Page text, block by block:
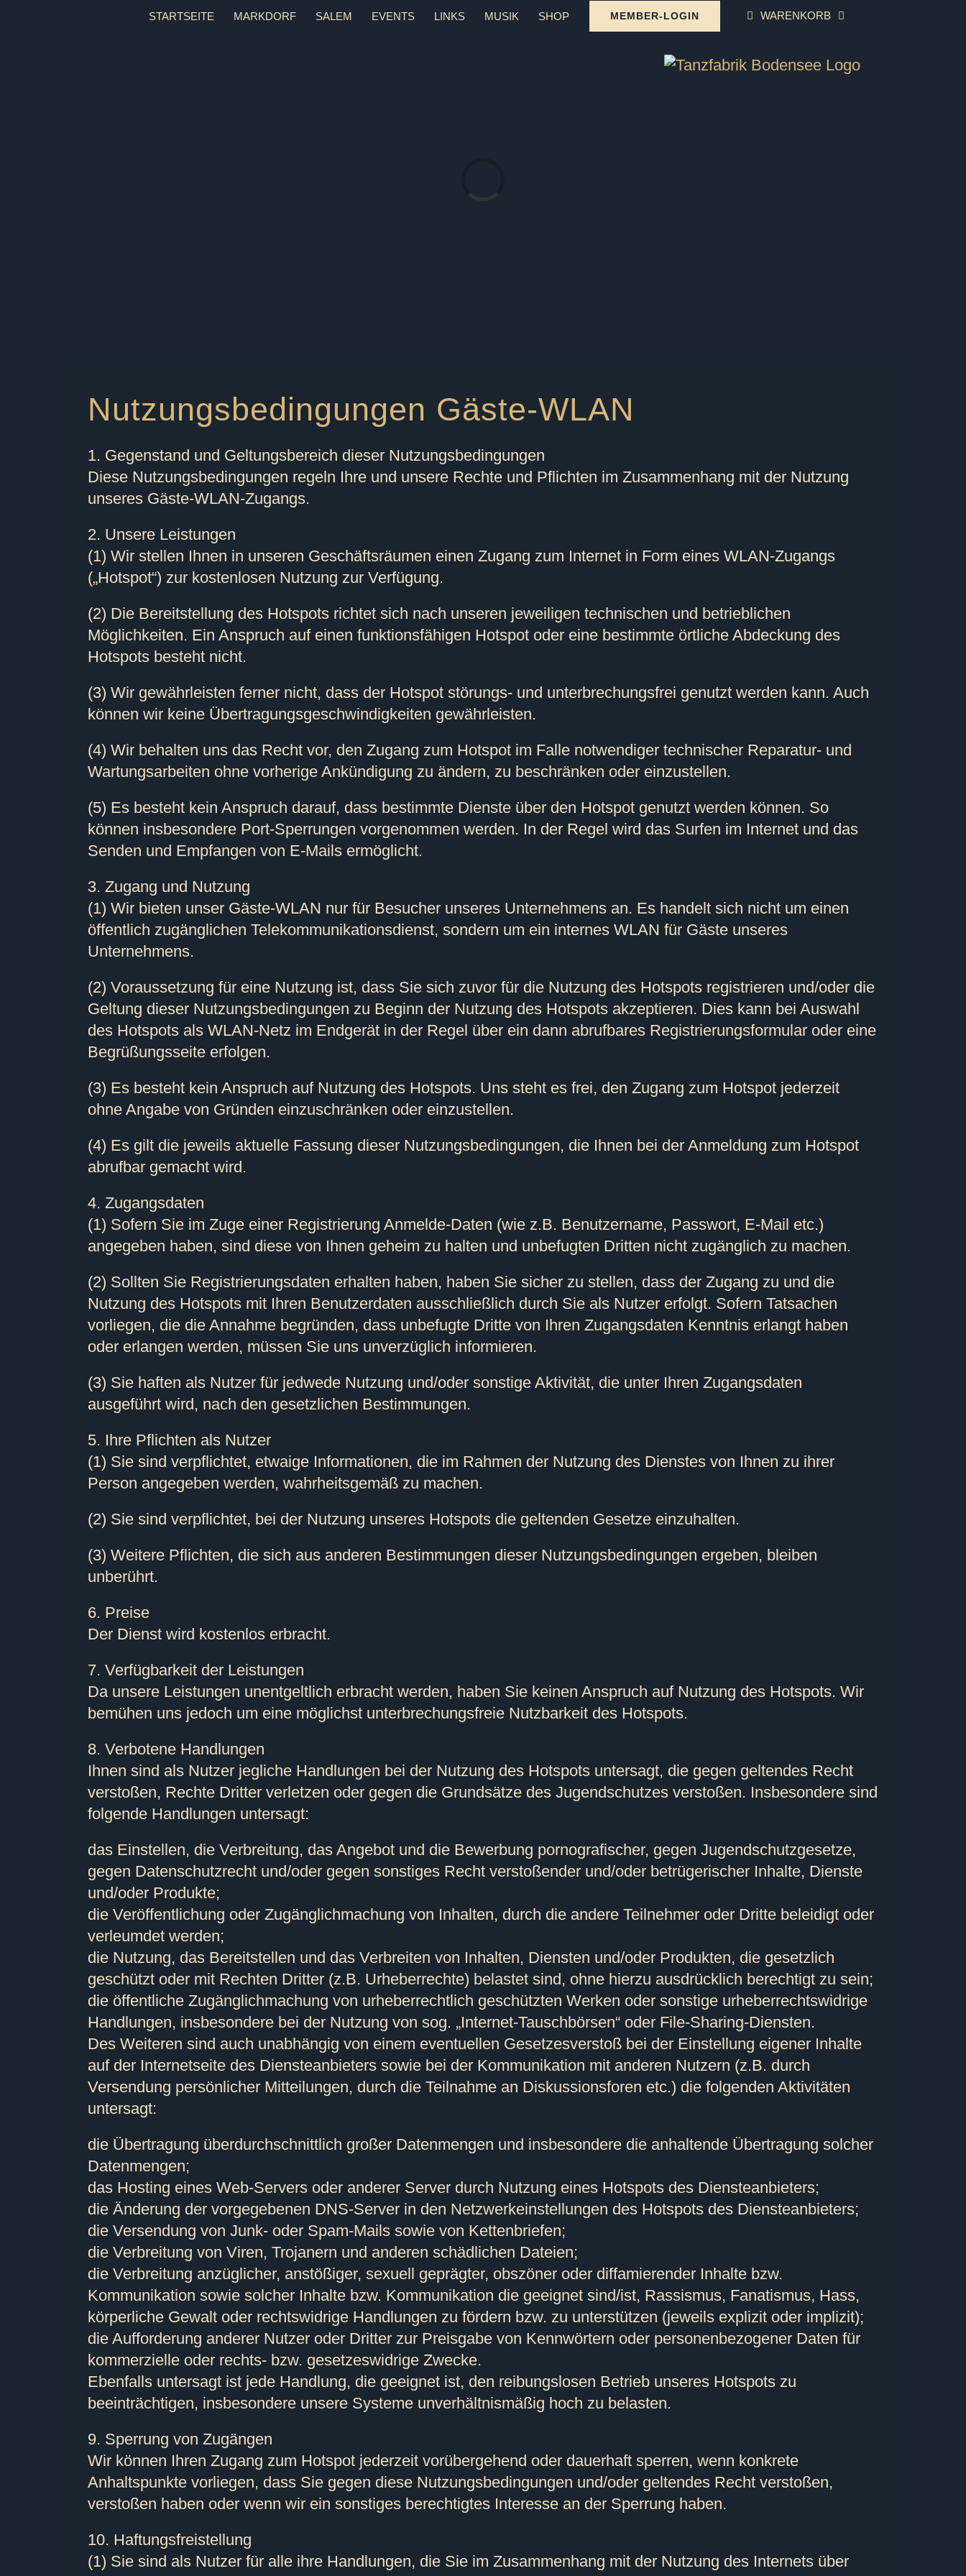
STARTSEITE MARKDORF SALEM EVENTS LINKS MUSIK SHOP MEMBER-LOGIN WARENKORB
Nutzungsbedingungen Gäste-WLAN
1. Gegenstand und Geltungsbereich dieser Nutzungsbedingungen
Diese Nutzungsbedingungen regeln Ihre und unsere Rechte und Pflichten im Zusammenhang mit der Nutzung
unseres Gäste-WLAN-Zugangs.
2. Unsere Leistungen
(1) Wir stellen Ihnen in unseren Geschäftsräumen einen Zugang zum Internet in Form eines WLAN-Zugangs
(„Hotspot“) zur kostenlosen Nutzung zur Verfügung.
(2) Die Bereitstellung des Hotspots richtet sich nach unseren jeweiligen technischen und betrieblichen
Möglichkeiten. Ein Anspruch auf einen funktionsfähigen Hotspot oder eine bestimmte örtliche Abdeckung des
Hotspots besteht nicht.
(3) Wir gewährleisten ferner nicht, dass der Hotspot störungs- und unterbrechungsfrei genutzt werden kann. Auch
können wir keine Übertragungsgeschwindigkeiten gewährleisten.
(4) Wir behalten uns das Recht vor, den Zugang zum Hotspot im Falle notwendiger technischer Reparatur- und
Wartungsarbeiten ohne vorherige Ankündigung zu ändern, zu beschränken oder einzustellen.
(5) Es besteht kein Anspruch darauf, dass bestimmte Dienste über den Hotspot genutzt werden können. So
können insbesondere Port-Sperrungen vorgenommen werden. In der Regel wird das Surfen im Internet und das
Senden und Empfangen von E-Mails ermöglicht.
3. Zugang und Nutzung
(1) Wir bieten unser Gäste-WLAN nur für Besucher unseres Unternehmens an. Es handelt sich nicht um einen
öffentlich zugänglichen Telekommunikationsdienst, sondern um ein internes WLAN für Gäste unseres
Unternehmens.
(2) Voraussetzung für eine Nutzung ist, dass Sie sich zuvor für die Nutzung des Hotspots registrieren und/oder die
Geltung dieser Nutzungsbedingungen zu Beginn der Nutzung des Hotspots akzeptieren. Dies kann bei Auswahl
des Hotspots als WLAN-Netz im Endgerät in der Regel über ein dann abrufbares Registrierungsformular oder eine
Begrüßungsseite erfolgen.
(3) Es besteht kein Anspruch auf Nutzung des Hotspots. Uns steht es frei, den Zugang zum Hotspot jederzeit
ohne Angabe von Gründen einzuschränken oder einzustellen.
(4) Es gilt die jeweils aktuelle Fassung dieser Nutzungsbedingungen, die Ihnen bei der Anmeldung zum Hotspot
abrufbar gemacht wird.
4. Zugangsdaten
(1) Sofern Sie im Zuge einer Registrierung Anmelde-Daten (wie z.B. Benutzername, Passwort, E-Mail etc.)
angegeben haben, sind diese von Ihnen geheim zu halten und unbefugten Dritten nicht zugänglich zu machen.
(2) Sollten Sie Registrierungsdaten erhalten haben, haben Sie sicher zu stellen, dass der Zugang zu und die
Nutzung des Hotspots mit Ihren Benutzerdaten ausschließlich durch Sie als Nutzer erfolgt. Sofern Tatsachen
vorliegen, die die Annahme begründen, dass unbefugte Dritte von Ihren Zugangsdaten Kenntnis erlangt haben
oder erlangen werden, müssen Sie uns unverzüglich informieren.
(3) Sie haften als Nutzer für jedwede Nutzung und/oder sonstige Aktivität, die unter Ihren Zugangsdaten
ausgeführt wird, nach den gesetzlichen Bestimmungen.
5. Ihre Pflichten als Nutzer
(1) Sie sind verpflichtet, etwaige Informationen, die im Rahmen der Nutzung des Dienstes von Ihnen zu ihrer
Person angegeben werden, wahrheitsgemäß zu machen.
(2) Sie sind verpflichtet, bei der Nutzung unseres Hotspots die geltenden Gesetze einzuhalten.
(3) Weitere Pflichten, die sich aus anderen Bestimmungen dieser Nutzungsbedingungen ergeben, bleiben
unberührt.
6. Preise
Der Dienst wird kostenlos erbracht.
7. Verfügbarkeit der Leistungen
Da unsere Leistungen unentgeltlich erbracht werden, haben Sie keinen Anspruch auf Nutzung des Hotspots. Wir
bemühen uns jedoch um eine möglichst unterbrechungsfreie Nutzbarkeit des Hotspots.
8. Verbotene Handlungen
Ihnen sind als Nutzer jegliche Handlungen bei der Nutzung des Hotspots untersagt, die gegen geltendes Recht
verstoßen, Rechte Dritter verletzen oder gegen die Grundsätze des Jugendschutzes verstoßen. Insbesondere sind
folgende Handlungen untersagt:
das Einstellen, die Verbreitung, das Angebot und die Bewerbung pornografischer, gegen Jugendschutzgesetze,
gegen Datenschutzrecht und/oder gegen sonstiges Recht verstoßender und/oder betrügerischer Inhalte, Dienste
und/oder Produkte;
die Veröffentlichung oder Zugänglichmachung von Inhalten, durch die andere Teilnehmer oder Dritte beleidigt oder
verleumdet werden;
die Nutzung, das Bereitstellen und das Verbreiten von Inhalten, Diensten und/oder Produkten, die gesetzlich
geschützt oder mit Rechten Dritter (z.B. Urheberrechte) belastet sind, ohne hierzu ausdrücklich berechtigt zu sein;
die öffentliche Zugänglichmachung von urheberrechtlich geschützten Werken oder sonstige urheberrechtswidrige
Handlungen, insbesondere bei der Nutzung von sog. „Internet-Tauschbörsen“ oder File-Sharing-Diensten.
Des Weiteren sind auch unabhängig von einem eventuellen Gesetzesverstoß bei der Einstellung eigener Inhalte
auf der Internetseite des Diensteanbieters sowie bei der Kommunikation mit anderen Nutzern (z.B. durch
Versendung persönlicher Mitteilungen, durch die Teilnahme an Diskussionsforen etc.) die folgenden Aktivitäten
untersagt:
die Übertragung überdurchschnittlich großer Datenmengen und insbesondere die anhaltende Übertragung solcher
Datenmengen;
das Hosting eines Web-Servers oder anderer Server durch Nutzung eines Hotspots des Diensteanbieters;
die Änderung der vorgegebenen DNS-Server in den Netzwerkeinstellungen des Hotspots des Diensteanbieters;
die Versendung von Junk- oder Spam-Mails sowie von Kettenbriefen;
die Verbreitung von Viren, Trojanern und anderen schädlichen Dateien;
die Verbreitung anzüglicher, anstößiger, sexuell geprägter, obszöner oder diffamierender Inhalte bzw.
Kommunikation sowie solcher Inhalte bzw. Kommunikation die geeignet sind/ist, Rassismus, Fanatismus, Hass,
körperliche Gewalt oder rechtswidrige Handlungen zu fördern bzw. zu unterstützen (jeweils explizit oder implizit);
die Aufforderung anderer Nutzer oder Dritter zur Preisgabe von Kennwörtern oder personenbezogener Daten für
kommerzielle oder rechts- bzw. gesetzeswidrige Zwecke.
Ebenfalls untersagt ist jede Handlung, die geeignet ist, den reibungslosen Betrieb unseres Hotspots zu
beeinträchtigen, insbesondere unsere Systeme unverhältnismäßig hoch zu belasten.
9. Sperrung von Zugängen
Wir können Ihren Zugang zum Hotspot jederzeit vorübergehend oder dauerhaft sperren, wenn konkrete
Anhaltspunkte vorliegen, dass Sie gegen diese Nutzungsbedingungen und/oder geltendes Recht verstoßen,
verstoßen haben oder wenn wir ein sonstiges berechtigtes Interesse an der Sperrung haben.
10. Haftungsfreistellung
(1) Sie sind als Nutzer für alle ihre Handlungen, die Sie im Zusammenhang mit der Nutzung des Internets über